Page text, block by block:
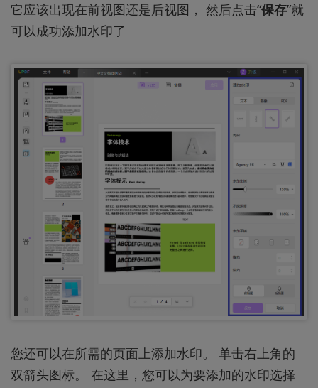
它应该出现在前视图还是后视图， 然后点击“保存”就
可以成功添加水印了
您还可以在所需的页面上添加水印。 单击右上角的
双箭头图标。 在这里，您可以为要添加的水印选择